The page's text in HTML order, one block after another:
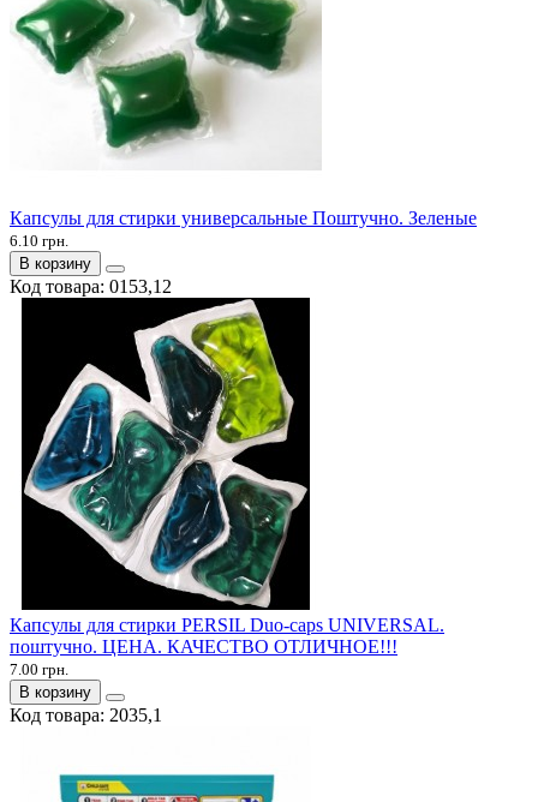
Капсулы для стирки универсальные Поштучно. Зеленые
6.10 грн.
В корзину
Код товара: 0153,12
Капсулы для стирки PERSIL Duo-caps UNIVERSAL.
поштучно. ЦЕНА. КАЧЕСТВО ОТЛИЧНОЕ!!!
7.00 грн.
В корзину
Код товара: 2035,1